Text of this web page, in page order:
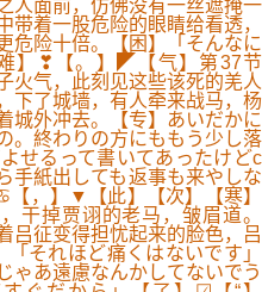
人面前，仿佛没有一丝遮掩一
着一股危险的眼睛给看透，
危险十倍。【困】「そんなに
】❣【。】◤【气】第37节
气，此刻见这些该死的羌人
下了城墙，有人牵来战马，杨
城外冲去。【专】あいだかに
。終わりの方にももう少し落
せるって書いてあったけどc
手紙出しても返事も来やしな
，】▼【此】【次】【寒】
掉贾诩的老马，皱眉道。
征变得担忧起来的脸色，吕
それほど痛くはないです」
ゃあ遠慮なんかしてないでう